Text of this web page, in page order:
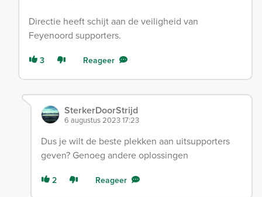
Directie heeft schijt aan de veiligheid van
Feyenoord supporters.
3 Reageer
SterkerDoorStrijd
6 augustus 2023 17:23
Dus je wilt de beste plekken aan uitsupporters
geven? Genoeg andere oplossingen
2 Reageer